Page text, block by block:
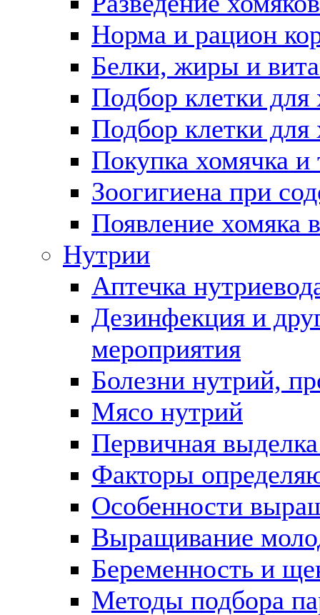
Норма и рацион
Белки, жиры и
Подбор клетки для
Подбор клетки для
Покупка хомячка и
Зоогигиена при
Появление хомяка
Нутрии
Аптечка
Дезинфекция и
мероприятия
Болезни нутрий,
Мясо нутрий
Первичная
Факторы
Особенности
Выращивание
Беременность и
Методы подбора